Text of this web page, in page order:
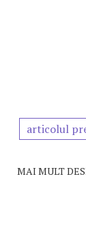
articolul
MAI MULT